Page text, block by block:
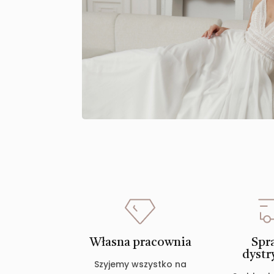
Własna pracownia
Szyjemy wszystko na